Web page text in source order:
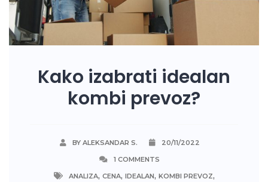
Kako izabrati idealan
kombi prevoz?
BY ALEKSANDAR S.
20/11/2022
1 COMMENTS
ANALIZA, CENA, IDEALAN, KOMBI PREVOZ,